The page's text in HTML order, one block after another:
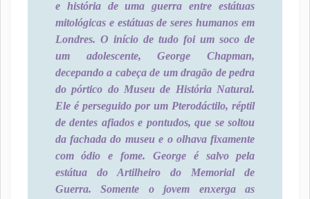
e história de uma guerra entre estátuas
mitológicas e estátuas de seres humanos em
Londres. O início de tudo foi um soco de
um adolescente, George Chapman,
decepando a cabeça de um dragão de pedra
do pórtico do Museu de História Natural.
Ele é perseguido por um Pterodáctilo, réptil
de dentes afiados e pontudos, que se soltou
da fachada do museu e o olhava fixamente
com ódio e fome. George é salvo pela
estátua do Artilheiro do Memorial de
Guerra. Somente o jovem enxerga as